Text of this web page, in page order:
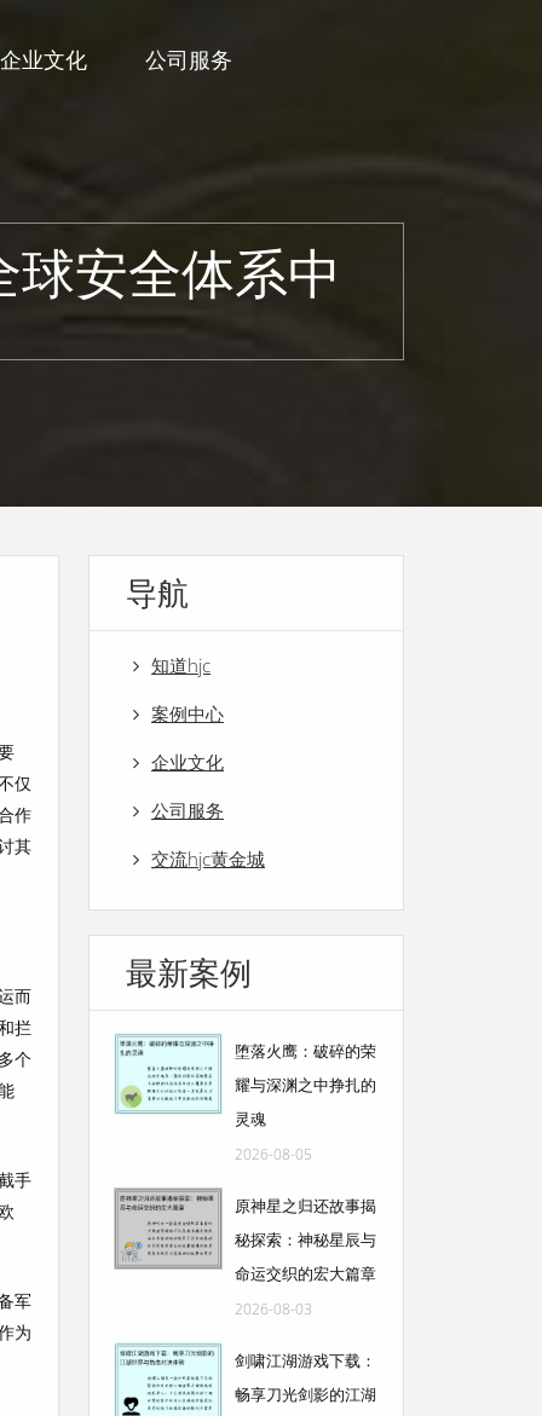
企业文化 公司服务
安全体系中
仅
作
其
而
拦
个
手
军
为
导航
知道hjc
案例中心
企业文化
公司服务
交流hjc黄金城
最新案例
堕落火鹰：破碎的荣
耀与深渊之中挣扎的
灵魂
2026-08-05
原神星之归还故事揭
秘探索：神秘星辰与
命运交织的宏大篇章
2026-08-03
剑啸江湖游戏下载：
畅享刀光剑影的江湖